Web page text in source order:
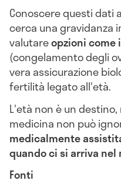
Conoscere questi dati
cerca una gravidanza
valutareopzioni come
(congelamento degli
vera assicurazione
fertilità legato all'età.
L'età non è un
medicina non può
medicalmente
quando ci si arriva
Fonti